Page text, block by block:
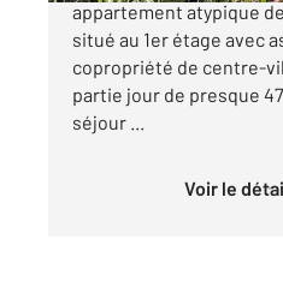
appartement atypique de
situé au 1er étage avec
copropriété de centre-
partie jour de presque
séjour ...
Voir le